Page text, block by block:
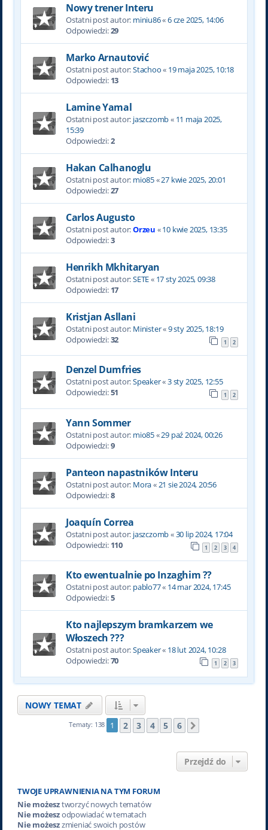
Nowy trener Interu
Ostatni post autor: miniu86«6 cze 2025, 14:06
Odpowiedzi:29
Marko Arnautović
Ostatni post autor:Stachoo« 19 maja 2025, 10:18
Odpowiedzi: 13
Lamine Yamal
Ostatni post autor: jaszczomb« 11 maja 2025,
15:39
Odpowiedzi:2
Hakan Calhanoglu
Ostatni post autor: mio85«27 kwie 2025, 20:01
Odpowiedzi:27
Carlos Augusto
Ostatni post autor:Orzeu «10 kwie 2025, 13:35
Odpowiedzi:3
Henrikh Mkhitaryan
Ostatni post autor:SETE« 17 sty 2025, 09:38
Odpowiedzi: 17
Kristjan Asllani
Ostatni post autor: Minister«9 sty 2025, 18:19
Odpowiedzi:32 1 2
Denzel Dumfries
Ostatni post autor:Speaker«3 sty 2025, 12:55
Odpowiedzi:51 1 2
Yann Sommer
Ostatni post autor: mio85«29 paź 2024, 00:26
Odpowiedzi:9
Panteon napastników Interu
Ostatni post autor: Mora«21 sie 2024, 20:56
Odpowiedzi:8
Joaquín Correa
Ostatni post autor: jaszczomb«30 lip 2024, 17:04
Odpowiedzi: 110 1 2 3 4
Kto ewentualnie po Inzaghim ??
Ostatni post autor: pablo77« 14 mar 2024, 17:45
Odpowiedzi:5
Kto najlepszym bramkarzem we
Włoszech ???
Ostatni post autor:Speaker« 18 lut 2024, 10:28
Odpowiedzi:70 1 2 3
NOWY TEMAT
Tematy: 138 1 2 3 4 5 6
Przejdź do
TWOJE UPRAWNIENIA NA TYM FORUM
Nie możesztworzyć nowych tematów
Nie możeszodpowiadać w tematach
Nie możeszzmieniać swoich postów